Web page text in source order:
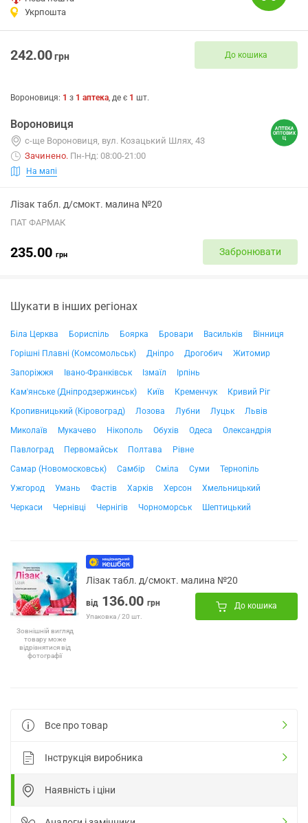
Укрпошта
242.00грн До кошика
Вороновиця: 1 з 1 аптека, де є 1 шт.
Вороновиця
с-ще Вороновиця, вул. Козацький Шлях, 43
Зачинено. Пн-Нд: 08:00-21:00
На мапі
Лізак табл. д/смокт. малина №20
ПАТ ФАРМАК
235.00 грн Забронювати
Шукати в інших регіонах
Біла Церква Бориспіль Боярка Бровари Васильків
Вінниця
Горішні Плавні (Комсомольськ)
Дніпро Дрогобич
Житомир
Запоріжжя
Івано-Франківськ Ізмаїл
Ірпінь
Кам'янське (Дніпродзержинськ)
Київ Кременчук
Кривий Ріг
Кропивницький (Кіровоград)
Лозова Лубни Луцьк
Львів
Миколаїв
Мукачево Нікополь Обухів Одеса
Олександрія
Павлоград
Первомайськ Полтава
Рівне
Самар (Новомосковськ)
Самбір Сміла Суми
Тернопіль
Ужгород
Умань Фастів Харків Херсон
Хмельницький
Черкаси
Чернівці Чернігів Чорноморськ Шептицький
Зовнішній вигляд
товару може
відрізнятися від
фотографії
Лізак табл. д/смокт. малина №20
від 136.00 грн
Упаковка / 20 шт.
До кошика
Все про товар
Інструкція виробника
Наявність і ціни